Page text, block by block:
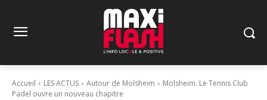
Accueil LES ACTUS Autour de Molsheim
Molsheim. Le Tennis Club
Padel ouvre un nouveau chapitre